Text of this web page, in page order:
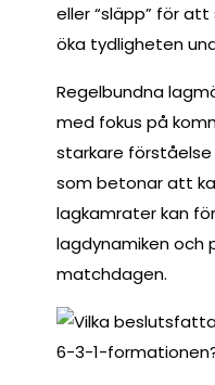
eller “släpp” för
öka tydligheten
Regelbundna
med fokus på
starkare förståelse
som betonar att
lagkamrater kan
lagdynamiken och
matchdagen.